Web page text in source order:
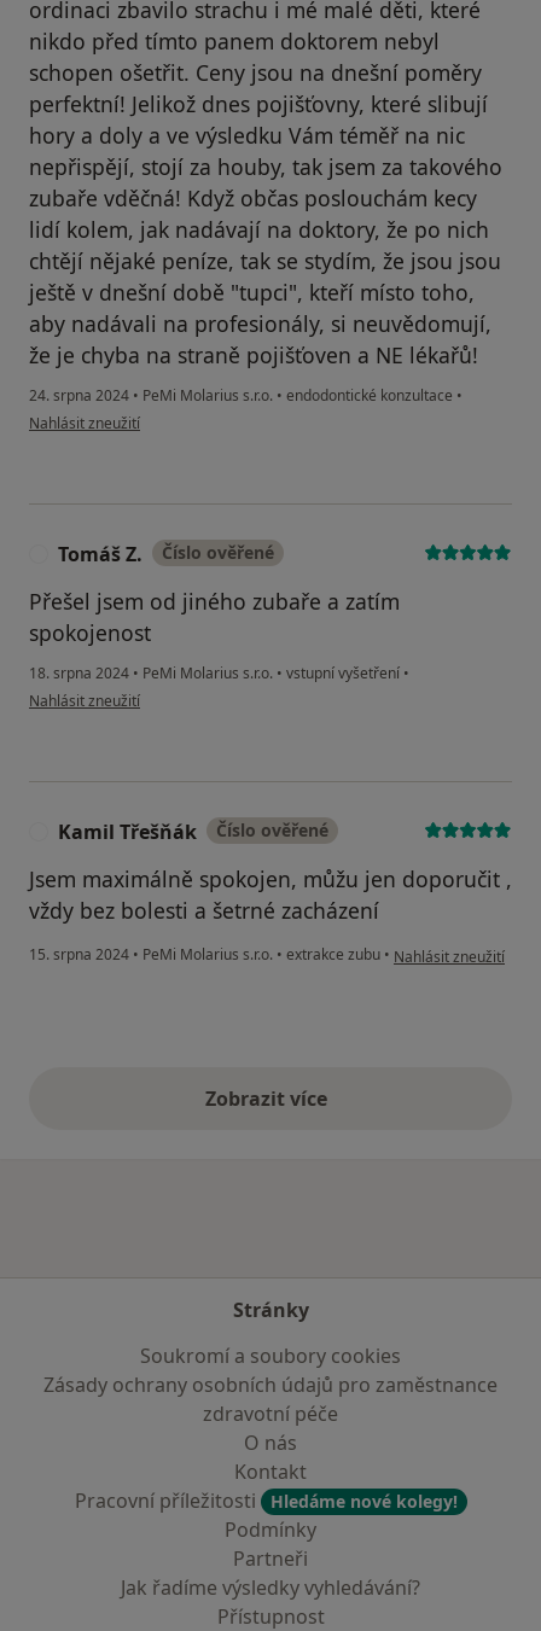
ordinaci zbavilo strachu i mé malé děti, které
nikdo před tímto panem doktorem nebyl
schopen ošetřit. Ceny jsou na dnešní poměry
perfektní! Jelikož dnes pojišťovny, které slibují
hory a doly a ve výsledku Vám téměř na nic
nepřispějí, stojí za houby, tak jsem za takového
zubaře vděčná! Když občas poslouchám kecy
lidí kolem, jak nadávají na doktory, že po nich
chtějí nějaké peníze, tak se stydím, že jsou jsou
ještě v dnešní době "tupci", kteří místo toho,
aby nadávali na profesionály, si neuvědomují,
že je chyba na straně pojišťoven a NE lékařů!
24. srpna 2024 • PeMi Molarius s.r.o. • endodontické konzultace •
podle názoru uživatele Kateřina Kloučkovská
Nahlásit zneužití
Tomáš Z. Číslo ověřené
Přešel jsem od jiného zubaře a zatím
spokojenost
18. srpna 2024 • PeMi Molarius s.r.o. • vstupní vyšetření •
podle názoru uživatele Tomáš Z.
Nahlásit zneužití
Kamil Třešňák Číslo ověřené
Jsem maximálně spokojen, můžu jen doporučit ,
vždy bez bolesti a šetrné zacházení
15. srpna 2024 • PeMi Molarius s.r.o. • extrakce zubu • podle názoru
Nahlásit zneužití
Zobrazit vícevýše uvedené názory
Stránky
Soukromí a soubory cookies
Zásady ochrany osobních údajů pro zaměstnance
zdravotní péče
O nás
Kontakt
Pracovní příležitosti
Hledáme nové kolegy!
Podmínky
Partneři
Jak řadíme výsledky vyhledávání?
Přístupnost